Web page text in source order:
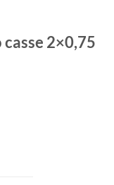
2×0,75